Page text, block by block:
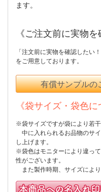
ます。
《ご注文前に実物
「注文前に実物を確認したい
をご用意しております。
有償サンプルの
《袋サイズ・袋色に
※袋サイズですが袋により若干
中に入れられるお品物のサ
し上げます。
※袋色はモニターにより違っ
性がございます。
また製作時期、サイズにより